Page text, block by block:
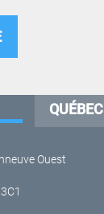
QUÉBEC
Ouest